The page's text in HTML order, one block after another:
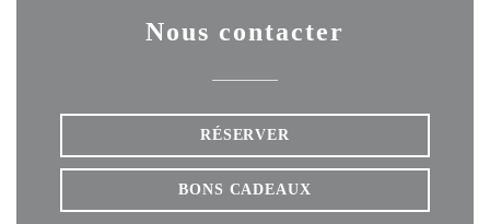
Nous contacter
RÉSERVER
BONS CADEAUX